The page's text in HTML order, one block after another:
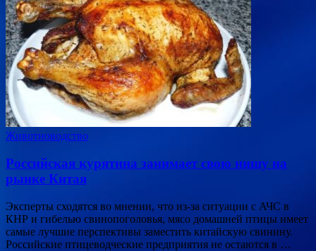
Животноводство
Российская курятина занимает свою нишу на
рынке Китая
Эксперты сходятся во мнении, что из-за ситуации с АЧС в
КНР и гибелью свинопоголовья, мясо домашней птицы имеет
самые лучшие перспективы заместить китайскую свинину.
Российские птицеводческие предприятия не остаются в …